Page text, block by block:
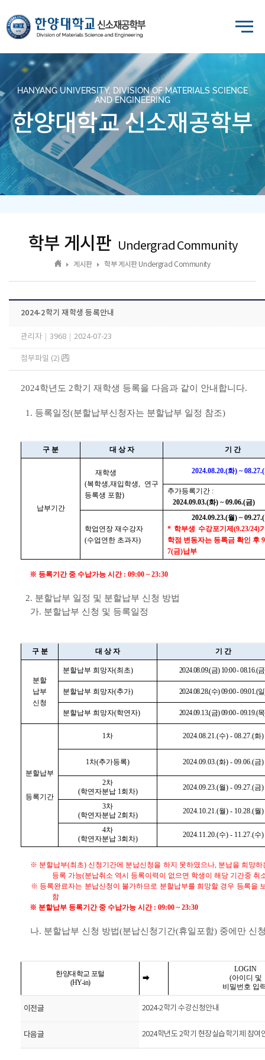
HANYANG UNIVERSITY, DIVISION OF MATERIALS SCIENCE
AND ENGINEERING
한양대학교 신소재공학부
학부 게시판 Undergrad Community
게시판 학부 게시판 Undergrad Community
2024-2학기 재학생 등록안내
관리자 3968 2024-07-23
첨부파일 (2)
2024학년도 2학기 재학생 등록을 다음과 같이 안내합니다.
1. 등록일정(분할납부신청자는 분할납부 일정 참조)
구 분 대 상 자 기 간
납부기간
재학생
(복학생,재입학생, 연구
등록생 포함)
2024.08.20.(화) ~
추가등록기간 :
2024.09.03.(화) ~ 09.06.(금)
학업연장 재수강자
(수업연한 초과자)
2024.09.23.(월) ~
* 학부생 수강포기제(9.23/24)
학점 변동자는 등록금 확인 후
7(금)납부
※ 등록기간 중 수납가능 시간 : 09:00 ~ 23:30
2. 분할납부 일정 및 분할납부 신청 방법
가. 분할납부 신청 및 등록일정
구 분 대 상 자 기 간
분할
납부
신청
분할납부 희망자(최초) 2024.08.09.(금) 10:00 - 08.16.(
분할납부 희망자(추가) 2024.08.28.(수) 09:00 - 09.01.(
분할납부 희망자(학연자) 2024.09.13.(금) 09:00 - 09.19.(
분할납부
등록기간
1차 2024.08.21.(수) - 08.27.(화)
1차(추가등록) 2024.09.03.(화) - 09.06.(금)
2차
(학연자분납 1회차)
2024.09.23.(월) - 09.27.(금)
3차
(학연자분납 2회차)
2024.10.21.(월) - 10.28.(월)
4차
(학연자분납 3회차)
2024.11.20.(수) - 11.27.(수)
※ 분할납부(최초) 신청기간에 분납신청을 하지 못하였으나, 분납을 희망하
등록 가능(분납취소 역시 등록이력이 없으면 학생이 해당 기간중 취
※ 등록완료자는 분납신청이 불가하므로 분할납부를 희망할 경우 등록을
함
※ 분할납부 등록기간 중 수납가능 시간 : 09:00 ~ 23:30
나. 분할납부 신청 방법(분납신청기간(휴일포함) 중에만 신
한양대학교 포털
(HY-in)
➡
LOGIN
(아이디 및
비밀번호 입
이전글 2024-2학기 수강신청안내
다음글 2024학년도 2학기 현장실습학기제 참여